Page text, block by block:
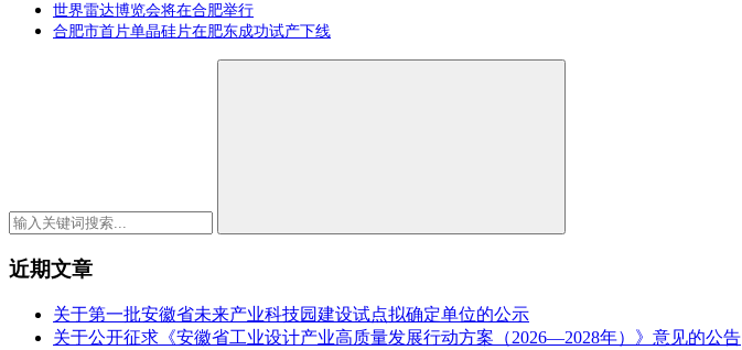
世界雷达博览会将在合肥举行
合肥市首片单晶硅片在肥东成功试产下线
近期文章
关于第一批安徽省未来产业科技园建设试点拟确定单位的公示
关于公开征求《安徽省工业设计产业高质量发展行动方案（2026—2028年）》意见的公告